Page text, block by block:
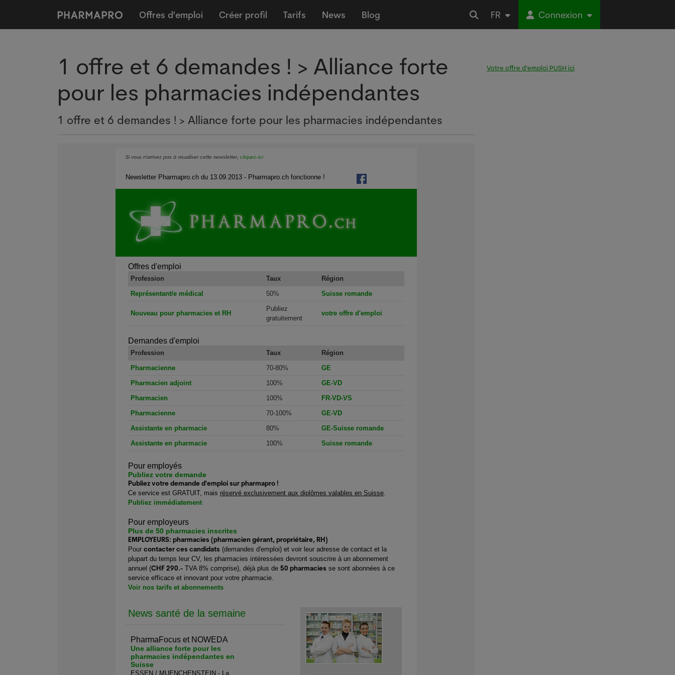
Offres d'emploi Créer profil Tarifs News Blog FR Connexion
1 offre et 6 demandes ! > Alliance forte
pour les pharmacies indépendantes
1 offre et 6 demandes ! > Alliance forte pour les pharmacies indépendantes
Si vous n'arrivez pas à visualiser cette newsletter, cliquez-ici
Newsletter Pharmapro.ch du 13.09.2013 - Pharmapro.ch fonctionne !
Offres d'emploi
Profession Taux
Région
Représentant/e médical
50% Suisse romande
Nouveau pour pharmacies et RH
Publiez
gratuitement
votre offre d'emploi
Demandes d'emploi
Profession Taux
Région
Pharmacienne
70-80%
GE
Pharmacien adjoint
100%
GE-VD
Pharmacien
100%
FR-VD-VS
Pharmacienne
70-100%
GE-VD
Assistante en pharmacie
80%
GE-Suisse romande
Assistante en pharmacie
100% Suisse romande
Pour employés
Publiez votre demande
Publiez votre demande d'emploi sur pharmapro !
Ce service est GRATUIT, mais réservé exclusivement aux diplômes valables en Suisse.
Publiez immédiatement
Pour employeurs
Plus de 50 pharmacies inscrites
EMPLOYEURS: pharmacies (pharmacien gérant, propriétaire, RH)
Pour contacter ces candidats (demandes d'emploi) et voir leur adresse de contact et la
plupart du temps leur CV, les pharmacies intéressées devront souscrire à un abonnement
annuel (CHF 290.-TVA 8% comprise), déjà plus de 50 pharmacies se sont abonnées à ce
service efficace et innovant pour votre pharmacie.
Voir nos tarifs et abonnements
News santé de la semaine
PharmaFocus et NOWEDA
Une alliance forte pour les
pharmacies indépendantes en
Suisse
ESSEN / MUENCHENSTEIN - La
Votre offre d’emploi PUSH ici